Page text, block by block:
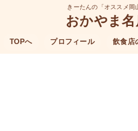
きーたんの「オススメ岡
おかやま
TOPへ プロフィール 飲食店